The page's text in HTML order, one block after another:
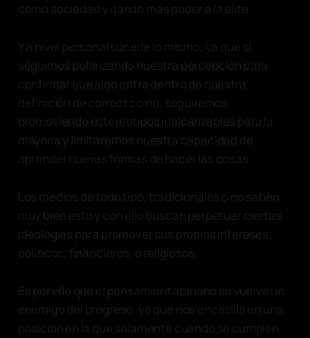
como sociedad y dando más poder a la élite.
Y a nivel personal sucede lo mismo, ya que si
seguimos polarizando nuestra percepción para
confirmar que algo entra dentro de nuestra
definición de correcto o no, seguiremos
promoviendo estereotipos inalcanzables para la
mayoría y limitaremos nuestra capacidad de
aprender nuevas formas de hacer las cosas.
Los medios de todo tipo, tradicionales o no saben
muy bien esto y con ello buscan perpetuar ciertas
ideologías para promover sus propios intereses;
políticos, financieros, o religiosos.
Es por ello que el pensamiento binario se vuelve un
enemigo del progreso, ya que nos encasilla en una
posición en la que solamente cuando se cumplen